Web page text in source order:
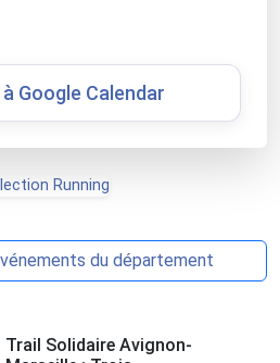
Google Calendar
du département
Trail Solidaire Avignon-